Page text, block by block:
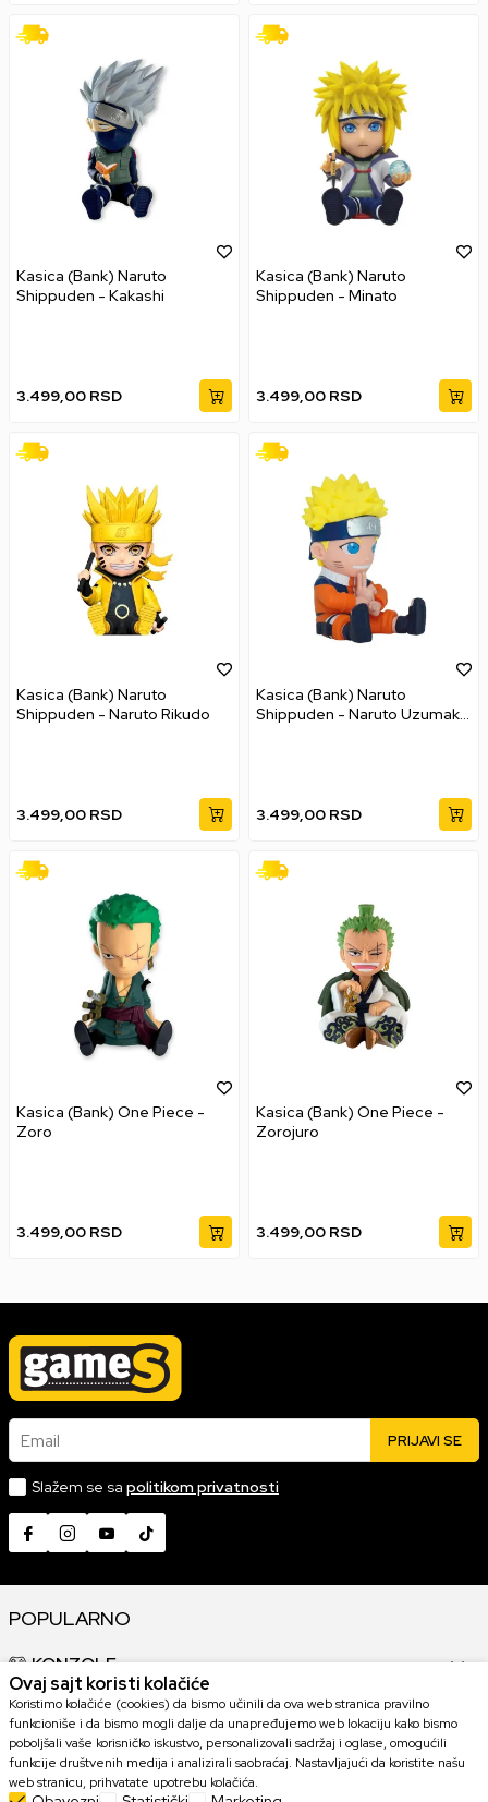
Kasica (Bank) Naruto
Shippuden - Kakashi
3.499,00 RSD
Kasica (Bank) Naruto
Shippuden - Minato
3.499,00 RSD
Kasica (Bank) Naruto
Shippuden - Naruto Rikudo
3.499,00 RSD
Kasica (Bank) Naruto
Shippuden - Naruto Uzumaki
3.499,00 RSD
Kasica (Bank) One Piece -
Zoro
3.499,00 RSD
Kasica (Bank) One Piece -
Zorojuro
3.499,00 RSD
Email PRIJAVI SE
Slažem se sa politikom privatnosti
POPULARNO
KONZOLE
GAMING OPREMA
KOLEKCIONARSKE FIGURE
Ovaj sajt koristi kolačiće
Koristimo kolačiće (cookies) da bismo učinili da ova web stranica pravilno
funkcioniše i da bismo mogli dalje da unapređujemo web lokaciju kako bismo
poboljšali vaše korisničko iskustvo, personalizovali sadržaj i oglase, omogućili
funkcije društvenih medija i analizirali saobraćaj. Nastavljajući da koristite našu
web stranicu, prihvatate upotrebu kolačića.